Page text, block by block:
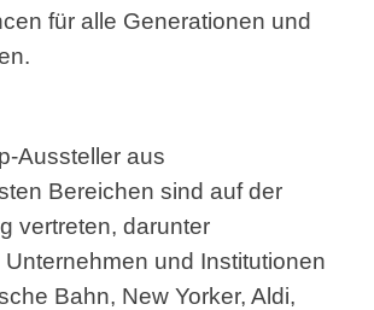
für alle Generationen und
Aussteller aus
Bereichen sind auf der
vertreten, darunter
Unternehmen und Institutionen
Bahn, New Yorker, Aldi,